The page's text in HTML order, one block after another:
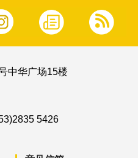
中华广场15楼
5426